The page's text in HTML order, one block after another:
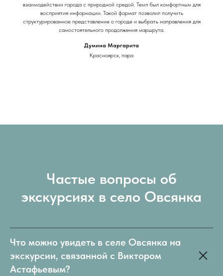
взаимодействии города с природной средой. Темп был комфортным для
восприятия информации. Такой формат позволил получить
структурированное представление о городе и выбрать направления для
самостоятельного продолжения маршрута.
Думина Маргарита
Красноярск, пара
Частые вопросы об
экскурсиях в село Овсянка
Что можно увидеть в селе Овсянка на
экскурсии, связанной с Виктором
Астафьевым?